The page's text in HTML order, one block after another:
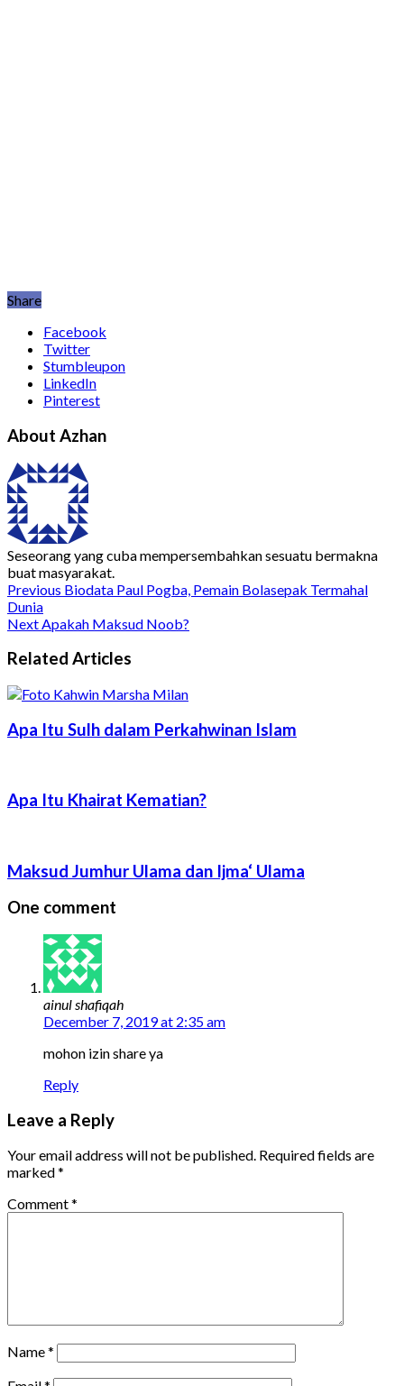
Share
Facebook
Twitter
Stumbleupon
LinkedIn
Pinterest
About Azhan
Seseorang yang cuba mempersembahkan sesuatu bermakna
buat masyarakat.
Previous Biodata Paul Pogba, Pemain Bolasepak Termahal
Dunia
Next Apakah Maksud Noob?
Related Articles
Apa Itu Sulh dalam Perkahwinan Islam
Apa Itu Khairat Kematian?
Maksud Jumhur Ulama dan Ijma‘ Ulama
One comment
ainul shafiqah
December 7, 2019 at 2:35 am
mohon izin share ya
Reply
Leave a Reply
Your email address will not be published. Required fields are
marked*
Comment*
Name*